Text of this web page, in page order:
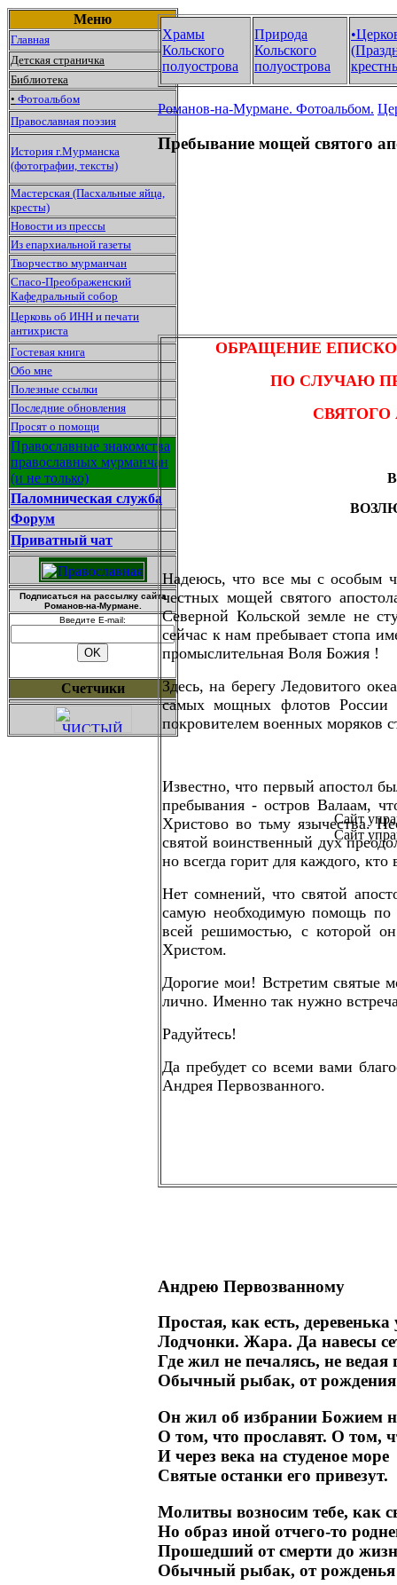
Меню
Главная
Детская страничка
Библиотека
• Фотоальбом
Православная поэзия
История г.Мурманска
(фотографии, тексты)
Мастерская (Пасхальные яйца,
кресты)
Новости из прессы
Из епархиальной газеты
Творчество мурманчан
Спасо-Преображенский
Кафедральный собор
Церковь об ИНН и печати
антихриста
Гостевая книга
Обо мне
Полезные ссылки
Последние обновления
Просят о помощи
Православные знакомства
православных мурманчан
(и не только)
Паломническая служба
Форум
Приватный чат
Подписаться на рассылку сайта
Романов-на-Мурмане.
Введите E-mail:
Счетчики
Храмы
Кольского
полуострова
Природа
Кольского
полуострова
Романов-на-Мурмане. Фотоальбом.
Пребывание мощей святого
ОБРАЩЕНИЕ
ПО СЛУЧАЮ
СВЯТОГО
Надеюсь, что все мы с особым
честных мощей святого
Северной Кольской земле не
сейчас к нам пребывает стопа
промыслительная Воля Божия !
Здесь, на берегу Ледовитого
самых мощных флотов России
покровителем военных моряков
Известно, что первый апостол
пребывания - остров Валаам,
Христово во тьму язычества.
святой воинственный дух
но всегда горит для каждого,
Нет сомнений, что святой
самую необходимую помощь
всей решимостью, с которой
Христом.
Дорогие мои! Встретим святые
лично. Именно так нужно
Радуйтесь!
Да пребудет со всеми вами
Андрея Первозванного.
Андрею Первозванному
Простая, как есть,
Лодчонки. Жара. Да навесы
Где жил не печалясь, не ведая
Обычный рыбак, от рождения
Он жил об избрании Божием
О том, что прославят. О том,
И через века на студеное море
Святые останки его привезут.
Молитвы возносим тебе, как
Но образ иной отчего-то
Прошедший от смерти до
Обычный рыбак, от рожденья
Сайт
Сайт